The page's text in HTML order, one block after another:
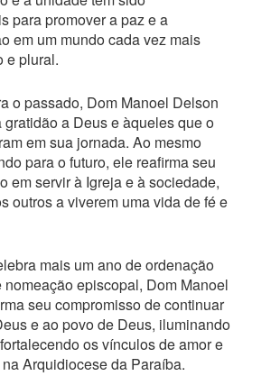
para promover a paz e a
em um mundo cada vez mais
e plural.
o passado, Dom Manoel Delson
gratidão a Deus e àqueles que o
em sua jornada. Ao mesmo
para o futuro, ele reafirma seu
em servir à Igreja e à sociedade,
outros a viverem uma vida de fé e
mais um ano de ordenação
nomeação episcopal, Dom Manoel
seu compromisso de continuar
e ao povo de Deus, iluminando
os vínculos de amor e
Arquidiocese da Paraíba.